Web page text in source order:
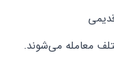
معامله می‌شوند.